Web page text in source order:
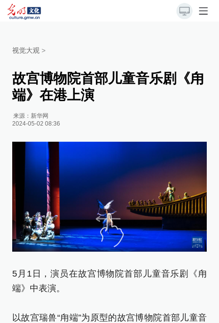
视觉大观 >
故宫博物院首部儿童音乐剧《甪
端》在港上演
来源： 新华网
2024-05-02 08:36
5月1日，演员在故宫博物院首部儿童音乐剧《甪
端》中表演。
以故宫瑞兽“甪端”为原型的故宫博物院首部儿童音